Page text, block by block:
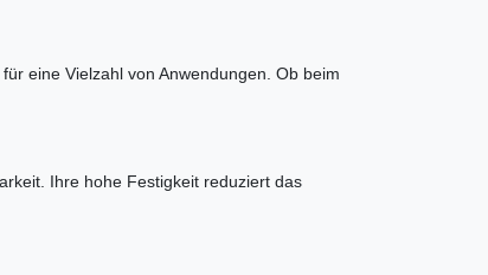
eine Vielzahl von Anwendungen. Ob beim
Ihre hohe Festigkeit reduziert das